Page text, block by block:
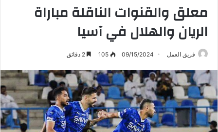
معلق والقنوات الناقلة مباراة
الريان والهلال في آسيا
فريق العمل 09/15/2024
105